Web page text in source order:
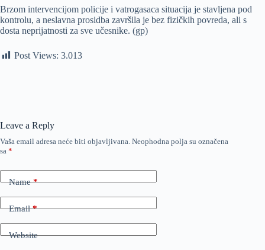
Brzom intervencijom policije i vatrogasaca situacija je stavljena pod
kontrolu, a neslavna prosidba završila je bez fizičkih povreda, ali s
dosta neprijatnosti za sve učesnike. (gp)
Post Views: 3.013
Leave a Reply
Vaša email adresa neće biti objavljivana. Neophodna polja su označena
sa *
Name*
Email*
Website